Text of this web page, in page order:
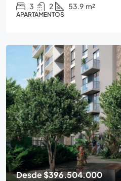
3 2 53.9 m²
APARTAMENTOS
Desde$396.504.000